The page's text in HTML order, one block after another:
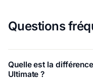
Questions
Quelle est la
Ultimate ?